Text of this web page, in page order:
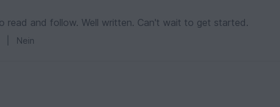
Looked over pattern, very easy to read and follow. Well written. Can't wait to get started.
Nein